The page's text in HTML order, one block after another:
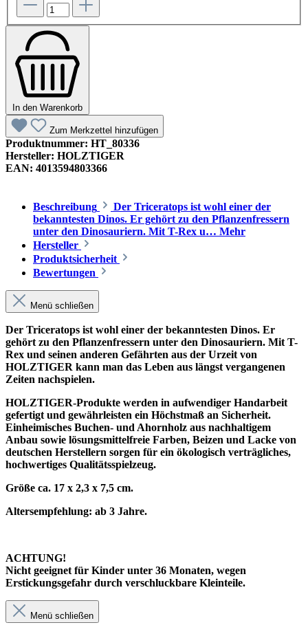
In den Warenkorb
Zum Merkzettel hinzufügen
Produktnummer: HT_80336
Hersteller: HOLZTIGER
EAN: 4013594803366
Beschreibung
Der Triceratops ist wohl einer der
bekanntesten Dinos. Er gehört zu den Pflanzenfressern
unter den Dinosauriern. Mit T-Rex u… Mehr
Hersteller
Produktsicherheit
Bewertungen
Menü schließen
Der Triceratops ist wohl einer der bekanntesten Dinos. Er
gehört zu den Pflanzenfressern unter den Dinosauriern. Mit T-
Rex und seinen anderen Gefährten aus der Urzeit von
HOLZTIGER kann man das Leben aus längst vergangenen
Zeiten nachspielen.
HOLZTIGER-Produkte werden in aufwendiger Handarbeit
gefertigt und gewährleisten ein Höchstmaß an Sicherheit.
Einheimisches Buchen- und Ahornholz aus nachhaltigem
Anbau sowie lösungsmittelfreie Farben, Beizen und Lacke von
deutschen Herstellern sorgen für ein ökologisch verträgliches,
hochwertiges Qualitätsspielzeug.
Größe ca. 17 x 2,3 x 7,5 cm.
Altersempfehlung: ab 3 Jahre.
ACHTUNG!
Nicht geeignet für Kinder unter 36 Monaten, wegen
Erstickungsgefahr durch verschluckbare Kleinteile.
Menü schließen